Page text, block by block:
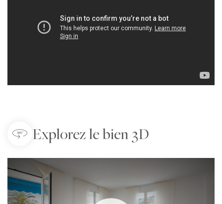
Explorez le bien 3D